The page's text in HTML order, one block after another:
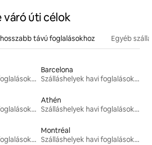
váró úti célok
távú foglalásokhoz Egyéb
Szálláshelyek havi foglalásokhoz
Barcelona
Szálláshelyek havi foglalásokhoz
Szálláshelyek havi foglalásokhoz
Athén
Szálláshelyek havi foglalásokhoz
Szálláshelyek havi foglalásokhoz
Montréal
Szálláshelyek havi foglalásokhoz